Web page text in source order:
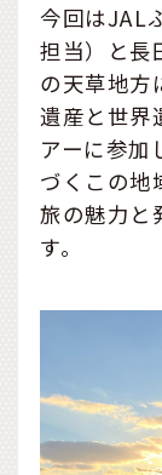
今回はJAL
担当）と長
の天草地方
遺産と世界
アーに参加
づくこの地
旅の魅力と
す。